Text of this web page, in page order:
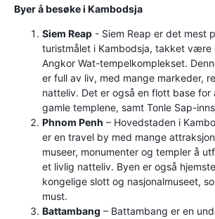
Byer å besøke i Kambodsja
Siem Reap - Siem Reap er det mest
turistmålet i Kambodsja, takket
Angkor Wat-tempelkomplekset.
er full av liv, med mange markeder,
natteliv. Det er også en flott base for
gamle templene, samt Tonle Sap-
Phnom Penh – Hovedstaden i
er en travel by med mange
museer, monumenter og templer å
et livlig natteliv. Byen er også
kongelige slott og nasjonalmuseet,
must.
Battambang – Battambang er en